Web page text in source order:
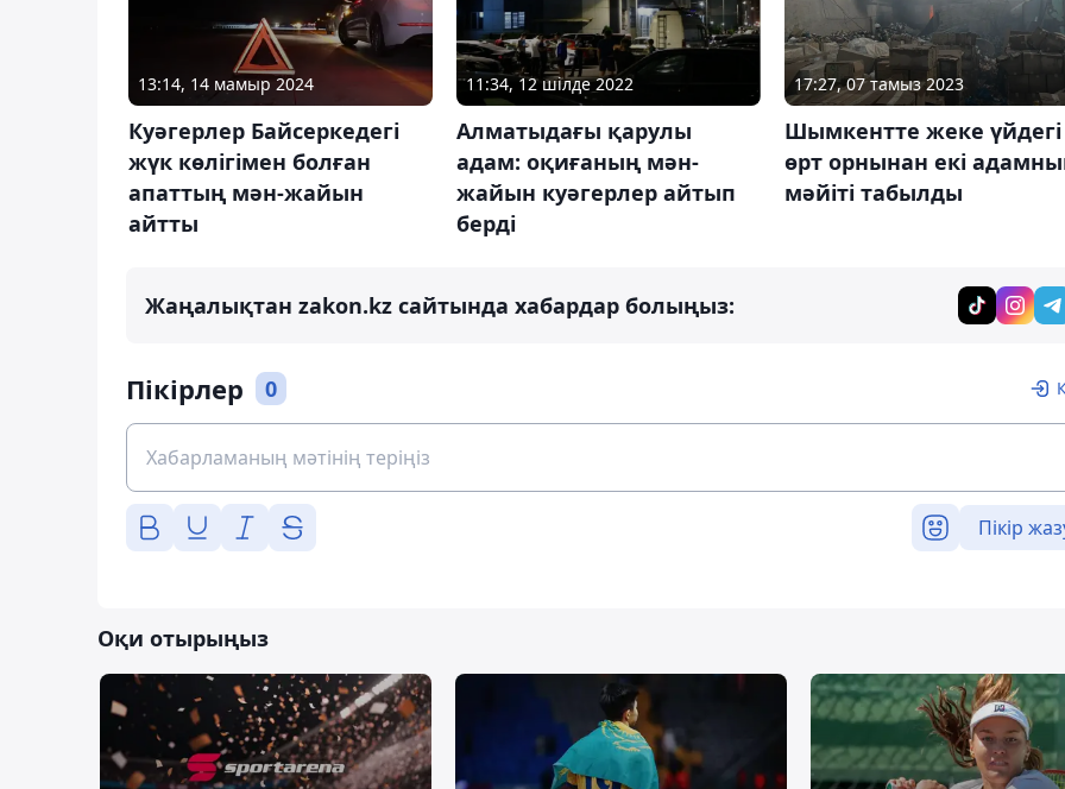
13:14, 14 мамыр 2024
Куәгерлер Байсеркедегі
жүк көлігімен болған
апаттың мән-жайын
айтты
11:34, 12 шілде 2022
Алматыдағы қарулы
адам: оқиғаның мән-
жайын куәгерлер айтып
берді
17:27, 07 тамыз 2023
Шымкентте жеке үйдегі
өрт орнынан екі
мәйіті табылды
Жаңалықтан zakon.kz сайтында хабардар болыңыз:
Пікірлер 0
Пікір
Оқи отырыңыз